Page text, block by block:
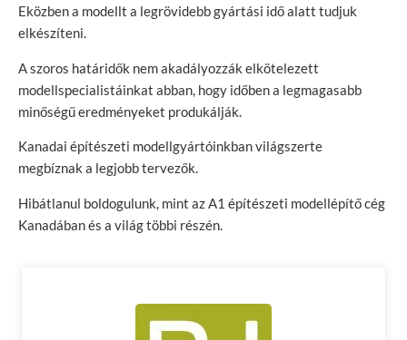
Eközben a modellt a legrövidebb gyártási idő alatt tudjuk
elkészíteni.
A szoros határidők nem akadályozzák elkötelezett
modellspecialistáinkat abban, hogy időben a legmagasabb
minőségű eredményeket produkálják.
Kanadai építészeti modellgyártóinkban világszerte
megbíznak a legjobb tervezők.
Hibátlanul boldogulunk, mint az A1 építészeti modellépítő cég
Kanadában és a világ többi részén.